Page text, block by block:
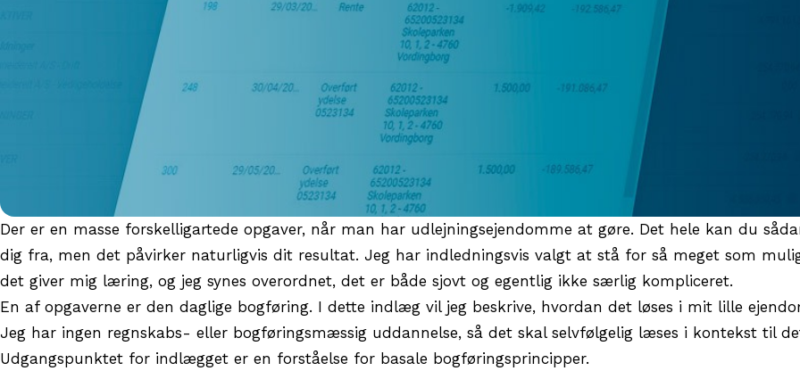
Der er en masse forskelligartede opgaver, når man har udlejningsejendomme at gøre. Det hele kan du
dig fra, men det påvirker naturligvis dit resultat. Jeg har indledningsvis valgt at stå for så meget som
det giver mig læring, og jeg synes overordnet, det er både sjovt og egentlig ikke særlig kompliceret.
En af opgaverne er den daglige bogføring. I dette indlæg vil jeg beskrive, hvordan det løses i mit lille
Jeg har ingen regnskabs- eller bogføringsmæssig uddannelse, så det skal selvfølgelig læses i kontekst til
Udgangspunktet for indlægget er en forståelse for basale bogføringsprincipper.